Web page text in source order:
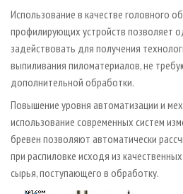
Использование в качестве головного
профилирующих устройств позволяет
задействовать для получения
выпиливания пиломатериалов, не
дополнительной обработки.
Повышение уровня автоматизации и
использование современных систем
бревен позволяют автоматически
при распиловке исходя из
сырья, поступающего в обработку.